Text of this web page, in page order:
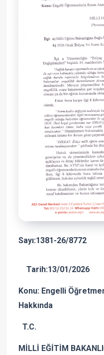
Sayı:1381-26/8772
Tarih:13/01/2026
Konu: Engelli
Hakkında
T.C.
MİLLİ EĞİTİM